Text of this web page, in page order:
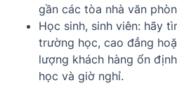
gần các tòa nhà văn
Học sinh, sinh viên: hãy
trường học, cao đẳng
lượng khách hàng ổn
học và giờ nghỉ.